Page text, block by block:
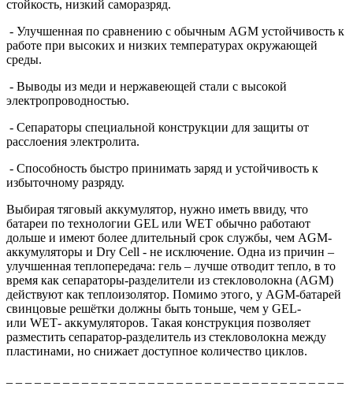
стойкость, низкий саморазряд.
- Улучшенная по сравнению с обычным AGM устойчивость к
работе при высоких и низких температурах окружающей
среды.
- Выводы из меди и нержавеющей стали с высокой
электропроводностью.
- Сепараторы специальной конструкции для защиты от
расслоения электролита.
- Способность быстро принимать заряд и устойчивость к
избыточному разряду.
Выбирая тяговый аккумулятор, нужно иметь ввиду, что
батареи по технологии GEL или WET обычно работают
дольше и имеют более длительный срок службы, чем AGM-
аккумуляторы и Dry Cell - не исключение. Одна из причин –
улучшенная теплопередача: гель – лучше отводит тепло, в то
время как сепараторы-разделители из стекловолокна (AGM)
действуют как теплоизолятор. Помимо этого, у AGM-батарей
свинцовые решётки должны быть тоньше, чем у GEL-
или WET- аккумуляторов. Такая конструкция позволяет
разместить сепаратор-разделитель из стекловолокна между
пластинами, но снижает доступное количество циклов.